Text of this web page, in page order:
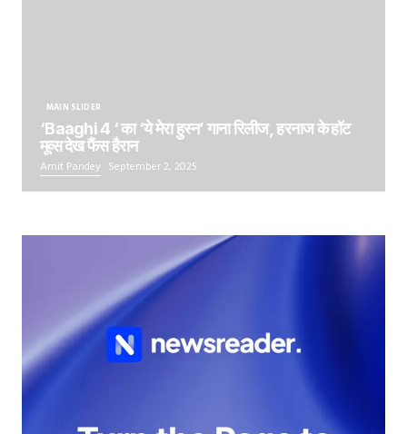
MAIN SLIDER
‘Baaghi 4 ‘ का ‘ये मेरा हुस्न’ गाना रिलीज, हरनाज के हॉट
मूव्स देख फैंस हैरान
Amit Pandey September 2, 2025